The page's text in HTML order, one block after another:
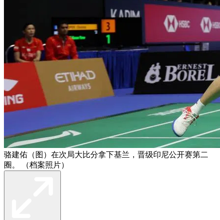
骆建佑（图）在次局大比分拿下基兰，晋级印尼公开赛第二
圈。 （档案照片）